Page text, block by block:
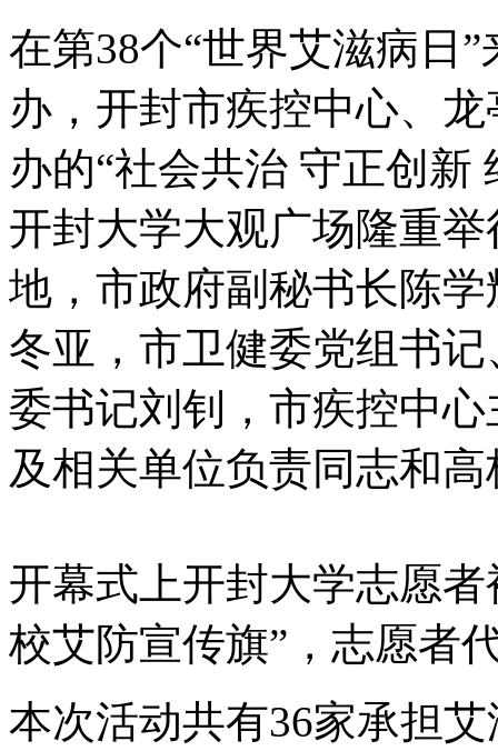
在第38个“世界艾滋病日
办，开封市疾控中心、
办的“社会共治 守正创新
开封大学大观广场隆重
地，市政府副秘书长陈
冬亚，市卫健委党组书
委书记刘钊，市疾控中
及相关单位负责同志和
开幕式上开封大学志愿
校艾防宣传旗”，志愿者
本次活动共有36家承担